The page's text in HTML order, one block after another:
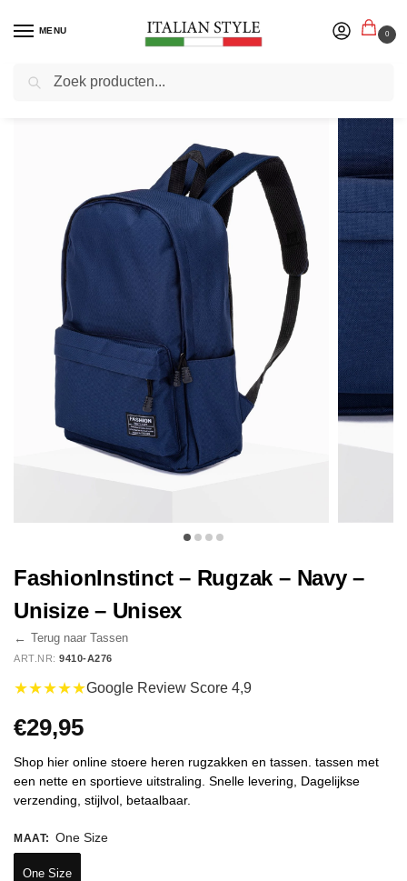
MENU 0
Home Herenmode / Tassen
FashionInstinct – Rugzak – Navy –
Unisize – Unisex
← Terug naar Tassen
ART.NR: 9410-A276
★★★★★Google Review Score 4,9
€29,95
Shop hier online stoere heren rugzakken en tassen. tassen met
een nette en sportieve uitstraling. Snelle levering, Dagelijkse
verzending, stijlvol, betaalbaar.
MAAT: One Size
One Size